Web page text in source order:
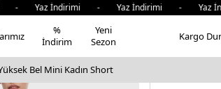
İndirimi - Yaz İndirimi - Yaz
%
İndirim
Yeni
Sezon
Kargo
Bel Mini Kadın Short